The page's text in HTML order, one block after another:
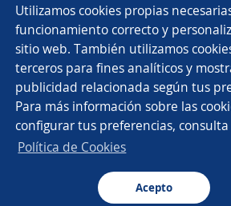
Utilizamos cookies propias
funcionamiento correcto y
sitio web. También utilizamos
terceros para fines analíticos y
publicidad relacionada según tus
Para más información sobre las
configurar tus preferencias,
Política de Cookies
Acepto
Auxiliar de mantenimiento
Auxiliar logística Auxiliar
Auxiliar de almacén y logística
Asesor/a de ventas
Auxiliar de tienda
Buscar es más fácil
CT App
Navegador